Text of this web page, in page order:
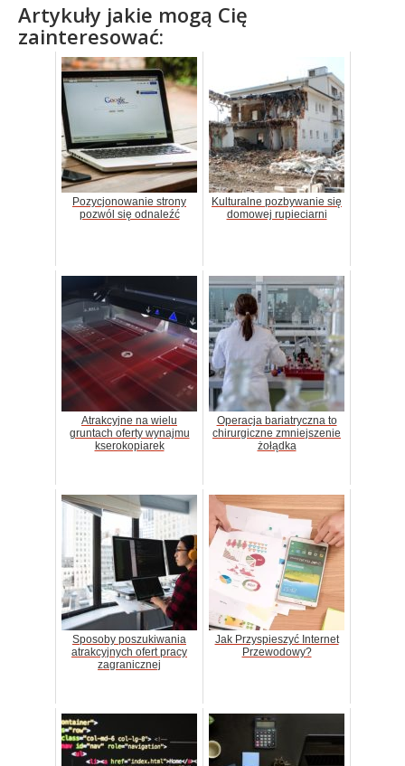
Artykuły jakie mogą Cię
zainteresować:
Pozycjonowanie strony
pozwól się odnaleźć
Kulturalne pozbywanie się
domowej rupieciarni
Atrakcyjne na wielu
gruntach oferty wynajmu
kserokopiarek
Operacja bariatryczna to
chirurgiczne zmniejszenie
żołądka
Sposoby poszukiwania
atrakcyjnych ofert pracy
zagranicznej
Jak Przyspieszyć Internet
Przewodowy?